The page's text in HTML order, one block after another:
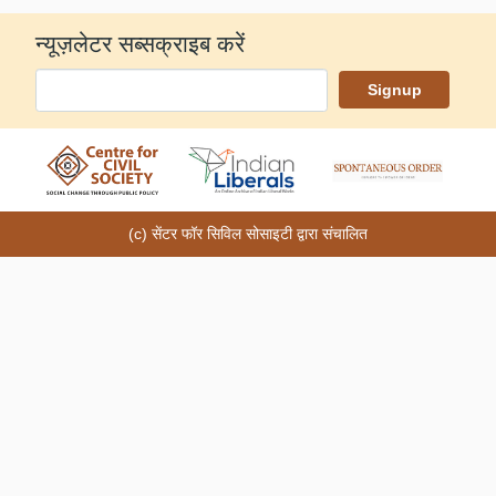
न्यूज़लेटर सब्सक्राइब करें
(c) सेंटर फॉर सिविल सोसाइटी द्वारा संचालित